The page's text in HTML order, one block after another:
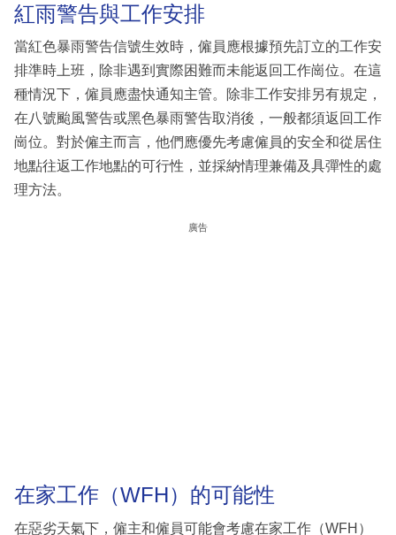
紅雨警告與工作安排
當紅色暴雨警告信號生效時，僱員應根據預先訂立的工作安
排準時上班，除非遇到實際困難而未能返回工作崗位。在這
種情況下，僱員應盡快通知主管。除非工作安排另有規定，
在八號颱風警告或黑色暴雨警告取消後，一般都須返回工作
崗位。對於僱主而言，他們應優先考慮僱員的安全和從居住
地點往返工作地點的可行性，並採納情理兼備及具彈性的處
理方法。
廣告
在家工作（WFH）的可能性
在惡劣天氣下，僱主和僱員可能會考慮在家工作（WFH）